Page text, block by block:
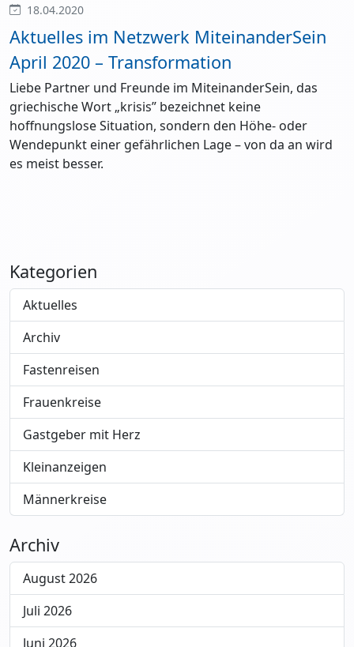
18.04.2020
Aktuelles im Netzwerk MiteinanderSein
April 2020 – Transformation
Liebe Partner und Freunde im MiteinanderSein, das
griechische Wort „krisis” bezeichnet keine
hoffnungslose Situation, sondern den Höhe- oder
Wendepunkt einer gefährlichen Lage – von da an wird
es meist besser.
Kategorien
Aktuelles
Archiv
Fastenreisen
Frauenkreise
Gastgeber mit Herz
Kleinanzeigen
Männerkreise
Archiv
August 2026
Juli 2026
Juni 2026